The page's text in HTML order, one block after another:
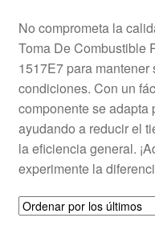
No comprometa la
Toma De Combustible
1517E7 para
condiciones. Con un
componente se adapta
ayudando a reducir el
la eficiencia general.
experimente la